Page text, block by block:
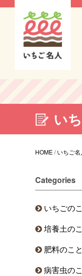
い
HOME/いちご
Categories
いちごの
培養土の
肥料のこと
病害虫の